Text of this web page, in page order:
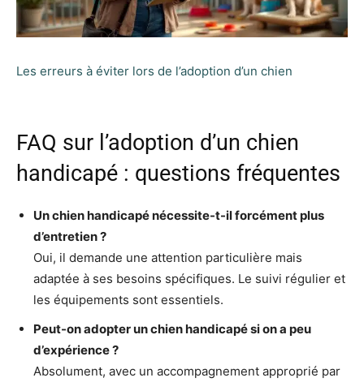
Les erreurs à éviter lors de l’adoption d’un chien
FAQ sur l’adoption d’un chien
handicapé : questions fréquentes
Un chien handicapé nécessite-t-il forcément plus
d’entretien ?
Oui, il demande une attention particulière mais
adaptée à ses besoins spécifiques. Le suivi régulier et
les équipements sont essentiels.
Peut-on adopter un chien handicapé si on a peu
d’expérience ?
Absolument, avec un accompagnement approprié par